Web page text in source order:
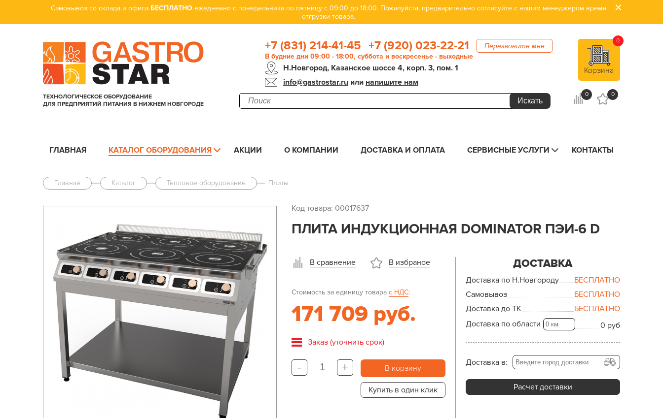
Самовывоз со склада и офиса БЕСПЛАТНО ежедневно с понедельника по пятницу с 09:00 до 18:00. Пожалуйста, предварительно согласуйте с нашим менеджером время
отгрузки товара.
ТЕХНОЛОГИЧЕСКОЕ ОБОРУДОВАНИЕ
ДЛЯ ПРЕДПРИЯТИЙ ПИТАНИЯ В НИЖНЕМ НОВГОРОДЕ
+7 (831) 214-41-45 +7 (920) 023-22-21 Перезвоните мне
В будние дни 09:00 - 18:00, суббота и воскресенье - выходные
Н.Новгород, Казанское шоссе 4, корп. 3, пом. 1
info@gastrostar.ruили напишите нам
Корзина
0
0 0
ГЛАВНАЯ КАТАЛОГ ОБОРУДОВАНИЯ АКЦИИ О КОМПАНИИ ДОСТАВКА И ОПЛАТА СЕРВИСНЫЕ УСЛУГИ КОНТАКТЫ
Главная Каталог Тепловое оборудование Плиты
Код товара: 00017637
ПЛИТА ИНДУКЦИОННАЯ DOMINATOR ПЭИ-6 D
В сравнение В избраное
Стоимость за единицу товара с НДС:
171 709 руб.
Заказ (уточнить срок)
- + В корзину
Купить в один клик
ДОСТАВКА
Доставка по Н.Новгороду
БЕСПЛАТНО
Самовывоз
БЕСПЛАТНО
Доставка до ТК
БЕСПЛАТНО
Доставка по области
0 руб
Доставка в:
Расчет доставки